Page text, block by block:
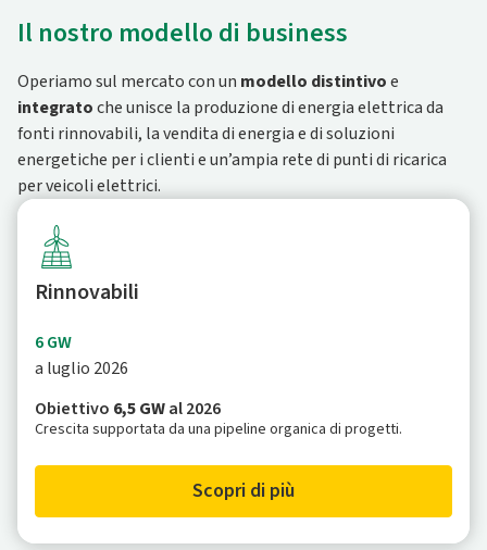
Il nostro modello di business
Operiamo sul mercato con un modello distintivoe
integratoche unisce la produzione di energia elettrica da
fonti rinnovabili, la vendita di energia e di soluzioni
energetiche per i clienti e un’ampia rete di punti di ricarica
per veicoli elettrici.
Rinnovabili
6 GW
a luglio 2026
Obiettivo 6,5 GWal 2026
Crescita supportata da una pipeline organica di progetti.
Scopri di più